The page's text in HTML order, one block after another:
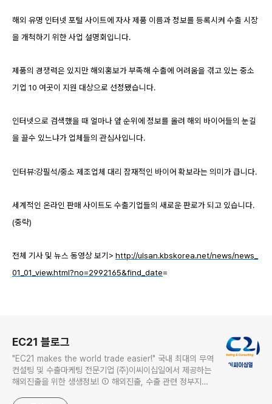
해외 유명 인터넷 포털 사이트에 자사 제품 이름과 정보를 등록시켜 수출 시장
을 개척하기 위한 사업 설명회입니다.
제품의 경쟁력은 있지만 해외홍보가 부족해 수출에 어려움을 겪고 있는 중소
기업 10 여곳이 지원 대상으로 선정됐습니다.
인터넷으로 검색했을 때 얼마나 앞 순위에 정보를 올려 해외 바이어들의 눈길
을 끌수 있느냐가 업체들의 관심사입니다.
인터뷰:강필석/중소 제조업체 대리 잠재적인 바이어 확보라는 의미가 큽니다.
세계적인 온라인 판매 사이트도 수출기업들의 새로운 판로가 되고 있습니다.
(중략)
전체 기사 및 뉴스 동영상 보기> http://ulsan.kbskorea.net/news/news_
01_01_view.html?no=2992165&find_date=
EC21 블로그
"EC21 makes the world trade easier!" 국내 최대의 무역
컨설팅 및 수출마케팅 전문기업 (주)이씨이십일에서 제공하는
해외진출을 위한 생생정보! ① 해외진출, 수출 관련 정부지원